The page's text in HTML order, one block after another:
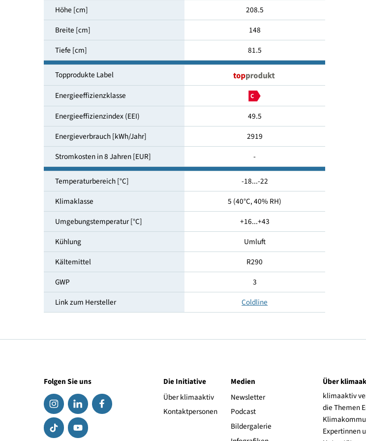
Nutzinhalt gesamt [l]
Höhe [cm]
Breite [cm]
148
Tiefe [cm]
Topprodukte Label
Energieeffizienzklasse
Energieeffizienzindex (EEI)
Energieverbrauch [kWh/Jahr]
Stromkosten in 8 Jahren [EUR]
Temperaturbereich [°C]
-18...-22
Klimaklasse
5 (40°C, 40% RH)
Umgebungstemperatur [°C] +16...+43
Kühlung Umluft
Kältemittel R290
GWP
3